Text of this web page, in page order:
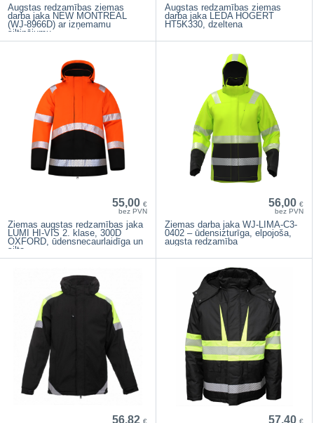
Augstas redzamības ziemas
darba jaka NEW MONTREAL
(WJ-8966D) ar izņemamu
siltinājumu
Augstas redzamības ziemas
darba jaka LEDA HOGERT
HT5K330, dzeltena
55,00 €
bez PVN
Ziemas augstas redzamības jaka
LUMI HI-VIS 2. klase, 300D
OXFORD, ūdensnecaurlaidīga un
silta
56,00 €
bez PVN
Ziemas darba jaka WJ-LIMA-C3-
0402 – ūdensizturīga, elpojoša,
augsta redzamība
56,82 € 57,40 €